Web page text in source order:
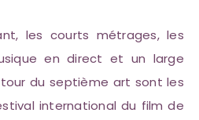
les courts métrages, les
en direct et un large
du septième art sont les
international du film de